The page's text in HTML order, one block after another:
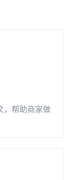
，帮助商家做